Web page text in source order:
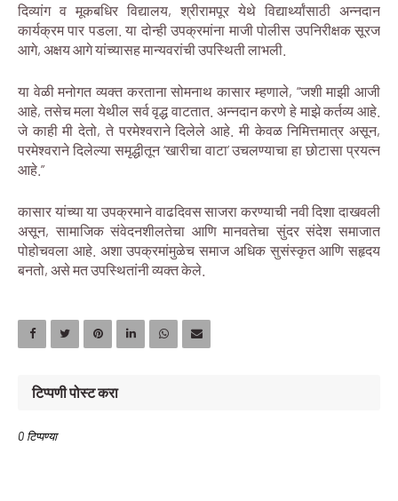
दिव्यांग व मूकबधिर विद्यालय, श्रीरामपूर येथे विद्यार्थ्यांसाठी अन्नदान
कार्यक्रम पार पडला. या दोन्ही उपक्रमांना माजी पोलीस उपनिरीक्षक सूरज
आगे, अक्षय आगे यांच्यासह मान्यवरांची उपस्थिती लाभली.
या वेळी मनोगत व्यक्त करताना सोमनाथ कासार म्हणाले, “जशी माझी आजी
आहे, तसेच मला येथील सर्व वृद्ध वाटतात. अन्नदान करणे हे माझे कर्तव्य आहे.
जे काही मी देतो, ते परमेश्वराने दिलेले आहे. मी केवळ निमित्तमात्र असून,
परमेश्वराने दिलेल्या समृद्धीतून ‘खारीचा वाटा’ उचलण्याचा हा छोटासा प्रयत्न
आहे.”
कासार यांच्या या उपक्रमाने वाढदिवस साजरा करण्याची नवी दिशा दाखवली
असून, सामाजिक संवेदनशीलतेचा आणि मानवतेचा सुंदर संदेश समाजात
पोहोचवला आहे. अशा उपक्रमांमुळेच समाज अधिक सुसंस्कृत आणि सहृदय
बनतो, असे मत उपस्थितांनी व्यक्त केले.
टिप्पणी पोस्ट करा
0 टिप्पण्या